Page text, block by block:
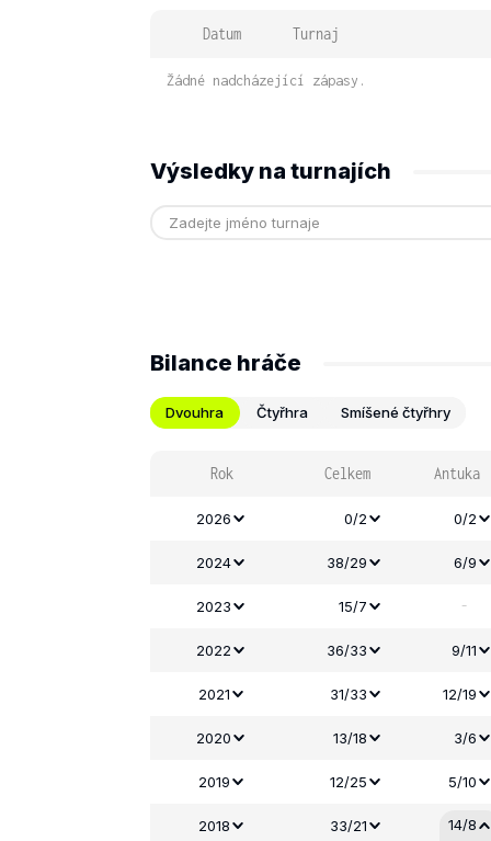
Datum Turnaj
Žádné nadcházející zápasy.
Výsledky na turnajích
Bilance hráče
Dvouhra Čtyřhra Smíšené čtyřhry
Rok Celkem Antuka
2026 0/2 0/2
2024 38/29 6/9
2023 15/7 -
2022 36/33 9/11
2021 31/33 12/19
2020 13/18 3/6
2019 12/25 5/10
2018 33/21 14/8